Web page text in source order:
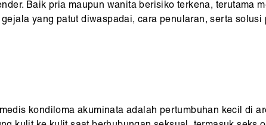
Baik pria maupun wanita berisiko terkena, terutama
yang patut diwaspadai, cara penularan, serta
kondiloma akuminata adalah pertumbuhan kecil di